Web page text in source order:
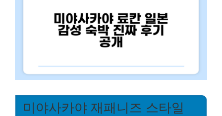
미야사카야 재패니즈 스타일